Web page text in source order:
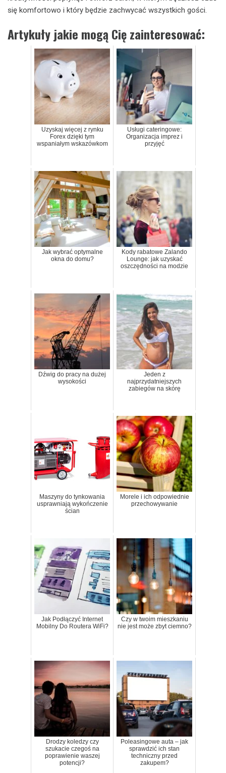
się komfortowo i który będzie zachwycać wszystkich gości.
Artykuły jakie mogą Cię zainteresować:
Uzyskaj więcej z rynku
Forex dzięki tym
wspaniałym wskazówkom
Usługi cateringowe:
Organizacja imprez i
przyjęć
Jak wybrać optymalne
okna do domu?
Kody rabatowe Zalando
Lounge: jak uzyskać
oszczędności na modzie
Dźwig do pracy na dużej
wysokości
Jeden z
najprzydatniejszych
zabiegów na skórę
Maszyny do tynkowania
usprawniają wykończenie
ścian
Morele i ich odpowiednie
przechowywanie
Jak Podłączyć Internet
Mobilny Do Routera WiFi?
Czy w twoim mieszkaniu
nie jest może zbyt ciemno?
Drodzy koledzy czy
szukacie czegoś na
poprawienie waszej
potencji?
Poleasingowe auta – jak
sprawdzić ich stan
techniczny przed
zakupem?